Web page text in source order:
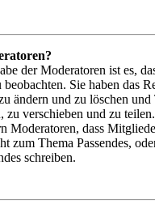
der Moderatoren ist es,
beobachten. Sie haben das
ändern und zu löschen
zu verschieben und zu
Moderatoren, dass
zum Thema Passendes,
schreiben.